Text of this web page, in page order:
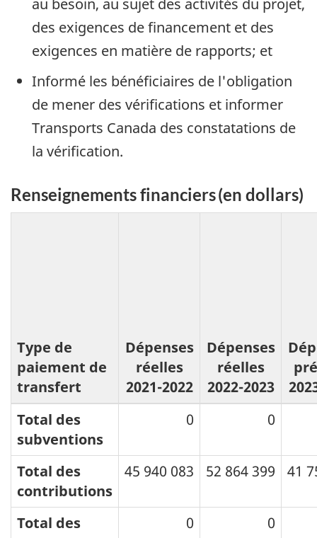
au besoin, au sujet des activités du projet,
des exigences de financement et des
exigences en matière de rapports; et
Informé les bénéficiaires de l'obligation
de mener des vérifications et informer
Transports Canada des constatations de
la vérification.
Renseignements financiers (en dollars)
Type de
paiement de
transfert
Dépenses
réelles
2021-2022
Dépenses
réelles
2022-2023
Total des
subventions
0 0
Total des
contributions
45 940 083 52 864 399 41
Total des
0 0